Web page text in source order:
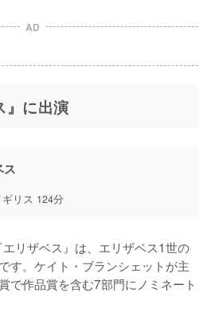
AD
』に出演
ス
リス 124分
リザベス』は、エリザベス1世の
す。ケイト・ブランシェットが主
で作品賞を含む7部門にノミネート